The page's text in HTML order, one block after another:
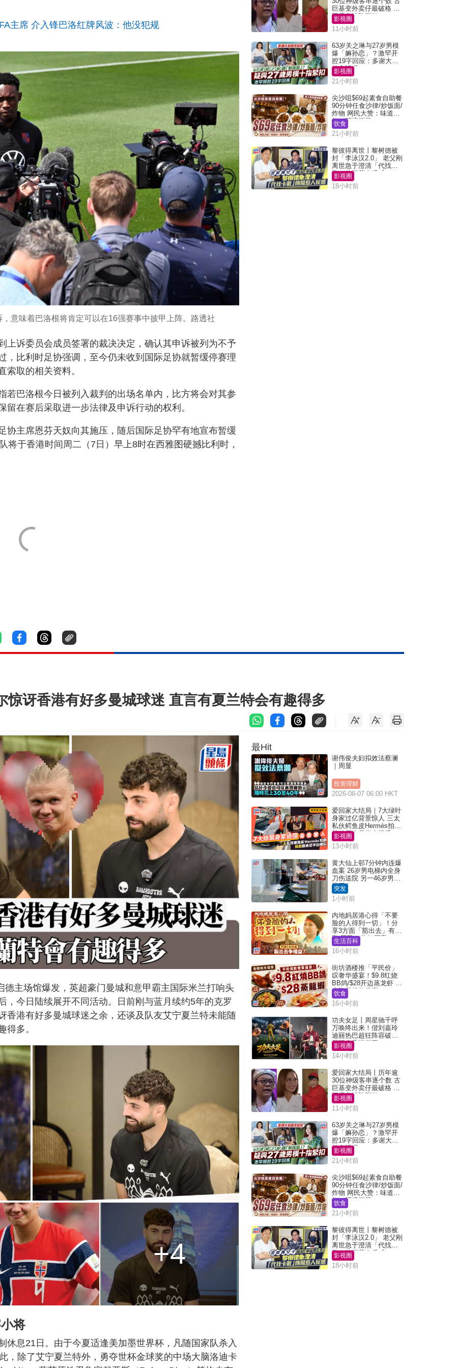
主席 介入锋巴洛红牌风波：他没犯规
意味着巴洛根将肯定可以在16强赛事中披甲上阵。路透社
上诉委员会成员签署的裁决决定，确认其申诉被列为不予
，比利时足协强调，至今仍未收到国际足协就暂缓停赛理
索取的相关资料。
若巴洛根今日被列入裁判的出场名单内，比方将会对其参
在赛后采取进一步法律及申诉行动的权利。
协主席恩芬天奴向其施压，随后国际足协罕有地宣布暂缓
将于香港时间周二（7日）早上8时在西雅图硬撼比利时，
巨基变外卖仔最破格 欧
阳震华情陷群姐
影视圈
11小时前
63岁关之琳与27岁男模
爆「嫲孙恋」？激罕开
腔19字回应：多谢大家
挂念近况
影视圈
21小时前
尖沙咀$69起素食自助餐
90分钟任食沙律/炒饭面/
炸物 网民大赞：味道
好，环境阔落
饮食
21小时前
黎彼得离世丨黎树德被
封「李泳汉2.0」 老父刚
离世急于澄清「代找卡
数」传闻惹人反感
影视圈
18小时前
讶香港有好多曼城球迷 直言有夏兰特会有趣得多
主场馆爆发，英超豪门曼城和意甲霸主国际米兰打响头
，今日陆续展开不同活动。日前刚与蓝月续约5年的克罗
香港有好多曼城球迷之余，还谈及队友艾宁夏兰特未能随
得多。
+4
将
休息21日。由于今夏适逢美加墨世界杯，凡随国家队杀入
，除了艾宁夏兰特外，勇夺世杯金球奖的中场大脑洛迪卡
最Hit
谢伟俊夫妇拟效法蔡澜
｜周显
投资理财
2026-08-07 06:00 HKT
爱回家大结局｜7大绿叶
身家过亿背景惊人 三太
私伙鳄鱼皮Hermès拍剧
苏姐原来是半山楼后
影视圈
13小时前
黄大仙上邨7分钟内连爆
血案 26岁男电梯内全身
刀伤送院 另一46岁男倒
毙平台
突发
1小时前
内地妈居港心得「不要
脸的人得到一切」！分
享3方面「豁出去」有著
数 网民：你好厉害
生活百科
16小时前
街坊酒楼推「平民价」
叹奢华盛宴！$9.8红烧
BB鸽/$28开边蒸龙虾 3
大晚餐超值优惠
饮食
16小时前
功夫女足丨周星驰千呼
万唤终出来！偕刘嘉玲
迪丽热巴超狂阵容破天
荒现身香港谢票
影视圈
14小时前
爱回家大结局丨历年逾
30位神级客串逐个数 古
巨基变外卖仔最破格 欧
阳震华情陷群姐
影视圈
11小时前
63岁关之琳与27岁男模
爆「嫲孙恋」？激罕开
腔19字回应：多谢大家
挂念近况
影视圈
21小时前
尖沙咀$69起素食自助餐
90分钟任食沙律/炒饭面/
炸物 网民大赞：味道
好，环境阔落
饮食
21小时前
黎彼得离世丨黎树德被
封「李泳汉2.0」 老父刚
离世急于澄清「代找卡
数」传闻惹人反感
影视圈
18小时前